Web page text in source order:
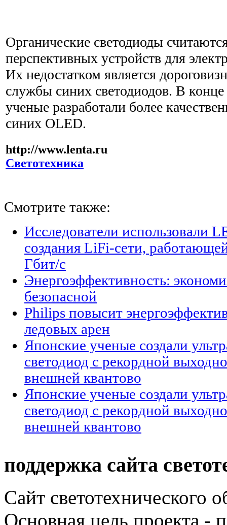
Органические светодиоды
перспективных устройств для
Их недостатком является
службы синих светодиодов. В конце
ученые разработали более
синих OLED.
http://www.lenta.ru
Светотехника
Смотрите также:
Исследователи использовали
создания LiFi-сети,
Гбит/с
Энергоэффективность:
безопасной
Philips повысит
ледовых арен
Японские ученые создали
светодиод с рекордной
внешней квантово
Японские ученые создали
светодиод с рекордной
внешней квантово
поддержка сайта
Сайт светотехнического
Основная цель проекта -